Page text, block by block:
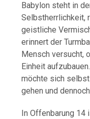
Babylon steht in
Selbstherrlichkeit,
geistliche
erinnert der
Mensch versucht,
Einheit
möchte sich
gehen und
In Offenbarung 14